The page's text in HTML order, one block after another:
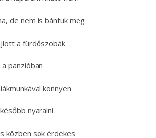
de nem is bántuk meg
a fürdőszobák
panzióban
könnyen
nyaralni
közben sok érdekes